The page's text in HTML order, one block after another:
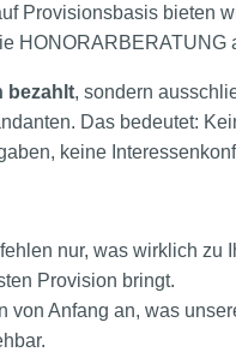
Provisionsbasis bieten
HONORARBERATUNG
bezahlt, sondern
Das bedeutet:
keine
nur, was wirklich zu
Provision bringt.
von Anfang an, was